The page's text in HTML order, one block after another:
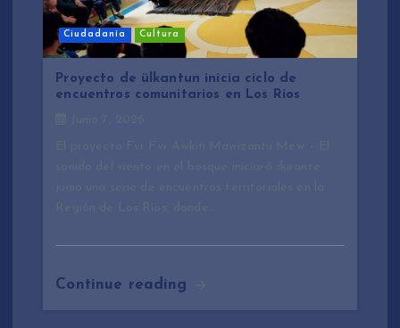
Ciudadanía Cultura
Proyecto de ülkantun inicia ciclo de
encuentros comunitarios en Los Ríos
Continue reading